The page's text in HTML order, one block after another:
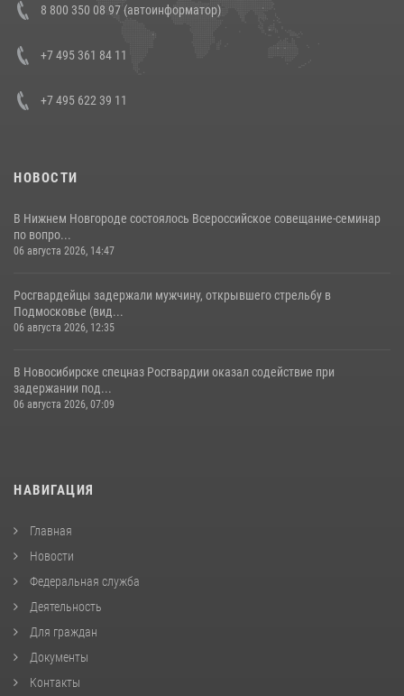
боевого опыта
8 800 350 08 97 (автоинформатор)
+7 495 361 84 11
+7 495 622 39 11
НОВОСТИ
В Нижнем Новгороде состоялось Всероссийское совещание-семинар
по вопро...
06 августа 2026, 14:47
Росгвардейцы задержали мужчину, открывшего стрельбу в
Подмосковье (вид...
06 августа 2026, 12:35
В Новосибирске спецназ Росгвардии оказал содействие при
задержании под...
06 августа 2026, 07:09
НАВИГАЦИЯ
Главная
Новости
Федеральная служба
Деятельность
Для граждан
Документы
Контакты